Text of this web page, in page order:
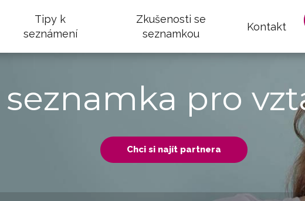
Tipy k
seznámení
Zkušenosti se
seznamkou
Kontakt
seznamka pro
Chci si najít partnera